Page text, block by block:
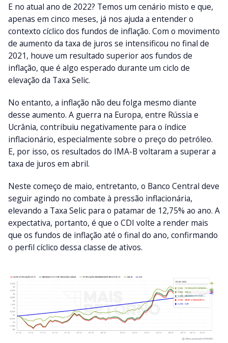
E no atual ano de 2022? Temos um cenário misto e que,
apenas em cinco meses, já nos ajuda a entender o
contexto cíclico dos fundos de inflação. Com o movimento
de aumento da taxa de juros se intensificou no final de
2021, houve um resultado superior aos fundos de
inflação, que é algo esperado durante um ciclo de
elevação da Taxa Selic.
No entanto, a inflação não deu folga mesmo diante
desse aumento. A guerra na Europa, entre Rússia e
Ucrânia, contribuiu negativamente para o índice
inflacionário, especialmente sobre o preço do petróleo.
E, por isso, os resultados do IMA-B voltaram a superar a
taxa de juros em abril.
Neste começo de maio, entretanto, o Banco Central deve
seguir agindo no combate à pressão inflacionária,
elevando a Taxa Selic para o patamar de 12,75% ao ano. A
expectativa, portanto, é que o CDI volte a render mais
que os fundos de inflação até o final do ano, confirmando
o perfil cíclico dessa classe de ativos.